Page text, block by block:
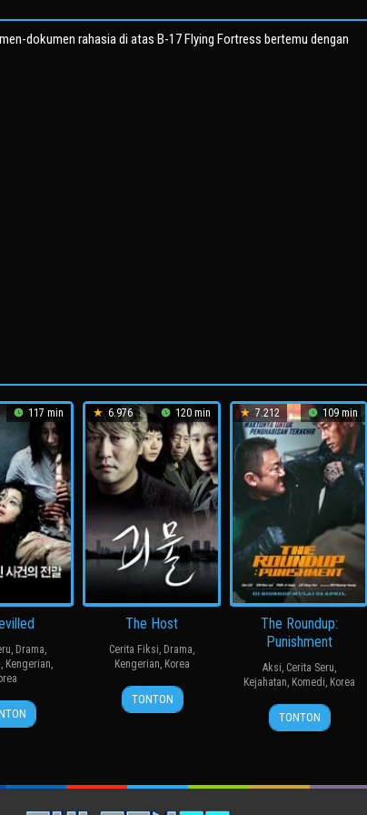
dokumen rahasia di atas B-17 Flying Fortress bertemu dengan
117 min
Drama
Kengerian
19
Aug
장
철
6.976 120 min
The Host
Cerita Fiksi Drama
Kengerian Korea
27
Jul
봉
준
TONTON
7.212 109 min
The Roundup:
Punishment
Aksi Cerita Seru
Kejahatan Komedi Korea
24
Apr
허
명
TONTON